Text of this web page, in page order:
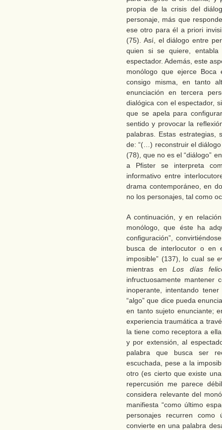
propia de la crisis del
personaje, más que
ese otro para él a priori
(75). Así, el diálogo entre
quien si se quiere,
espectador. Además, este
monólogo que ejerce
consigo misma, en tanto
enunciación en tercera
dialógica con el espectador,
que se apela para
sentido y provocar la
palabras. Estas estrategias,
de: “(…) reconstruir el
(78), que no es el “diálogo”
a Pfister se interpreta
informativo entre
drama contemporáneo, en
no los personajes, tal como
A continuación, y en
monólogo, que éste ha
configuración”,
busca de interlocutor o en
imposible” (137), lo cual se
mientras enLos días
infructuosamente mantener
inoperante, intentando
“algo” que dice pueda
en tanto sujeto enunciante;
experiencia traumática a
la tiene como receptora a
y por extensión, al
palabra que busca ser
escuchada, pese a la
otro (es cierto que existe
repercusión me parece
considera relevante del
manifiesta “como último
personajes recurren como
convierte en una palabra